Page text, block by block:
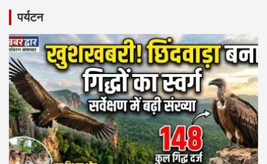
b
o
o
k
A
p
p
पर्यटन